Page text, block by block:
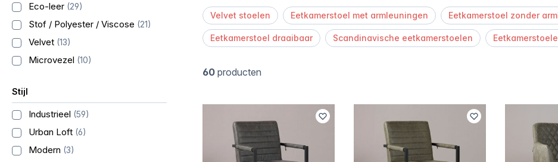
Eco-leer (29)
Stof / Polyester / Viscose (21)
Velvet (13)
Microvezel (10)
Stijl
Industrieel (59)
Urban Loft (6)
Modern (3)
Velvet stoelen Eetkamerstoel met armleuningen Eetkamerstoel zonder
Eetkamerstoel draaibaar Scandinavische eetkamerstoelen
60 producten